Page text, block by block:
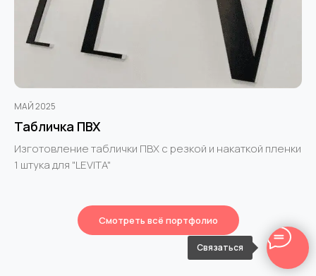
МАЙ 2025
Табличка ПВХ
Изготовление таблички ПВХ с резкой и накаткой пленки
1 штука для "LEVITA"
Смотреть всё портфолио
Связаться